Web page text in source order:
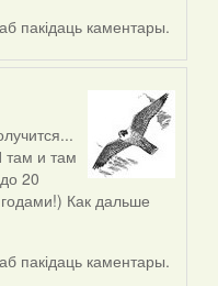
пакідаць каментары.
там и там
20
Как дальше
пакідаць каментары.